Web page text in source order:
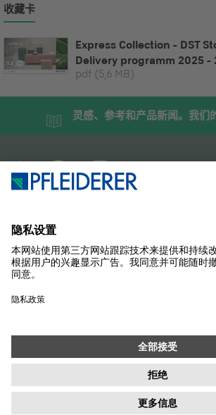
收藏卡
Express Collection - DST
Delivery programm 2025 -
pdf (5,6 MB)
灵感、参考和产品新闻。我们
产品
解决方案
SUSTAINABILITY
杂志
数据保护设置
通讯
© 2026